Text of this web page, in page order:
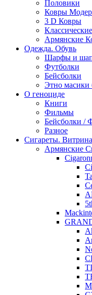
Половики
Ковры
3 D Ковры
Армянские
Одежда. Обувь
Шарфы и
Футболки
Бейсболки
Этно масики
О геноциде
Книги
Фильмы
Бейсболки /
Разное
Сигареты.
Армянские